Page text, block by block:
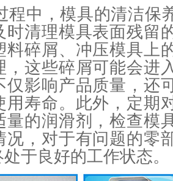
程中，模具的清洁保
时清理模具表面残留
料碎屑、冲压模具上
，这些碎屑可能会进
仅影响产品质量，还
用寿命。此外，定期
量的润滑剂，检查模
况，对于有问题的零
于良好的工作状态。